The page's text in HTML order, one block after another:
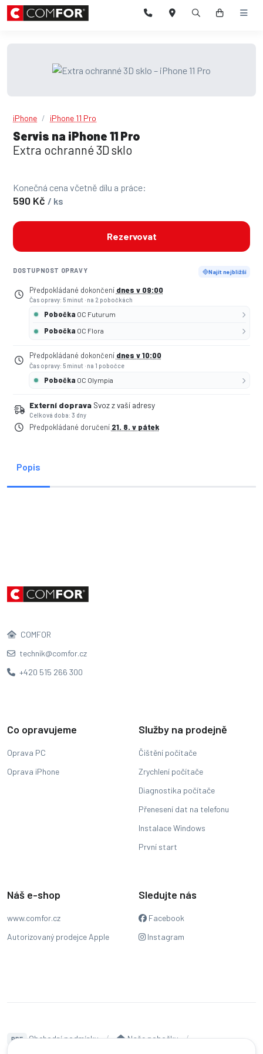
iPhone iPhone 11 Pro
Servis na iPhone 11 Pro
Extra ochranné 3D sklo
Konečná cena včetně dílu a práce:
590 Kč / ks
Rezervovat
DOSTUPNOST OPRAVY Najít nejbližší
Předpokládané dokončení dnes v 09:00
Čas opravy: 5 minut · na 2 pobočkách
Pobočka OC Futurum
Pobočka OC Flora
Předpokládané dokončení dnes v 10:00
Čas opravy: 5 minut · na 1 pobočce
Pobočka OC Olympia
Externí doprava Svoz z vaší adresy
Celková doba: 3 dny
Předpokládané doručení 21. 8. v pátek
Popis
COMFOR
technik@comfor.cz
+420 515 266 300
Co opravujeme
Oprava PC
Oprava iPhone
Služby na prodejně
Čištění počítače
Zrychlení počítače
Diagnostika počítače
Přenesení dat na telefonu
Instalace Windows
První start
Náš e-shop
www.comfor.cz
Autorizovaný prodejce Apple
Sledujte nás
Facebook
Instagram
PDF Obchodní podmínky
Naše pobočky